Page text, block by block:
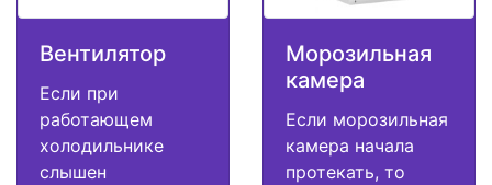
Вентилятор
Если при
работающем
холодильнике
слышен
Морозильная
камера
Если морозильная
камера начала
протекать, то